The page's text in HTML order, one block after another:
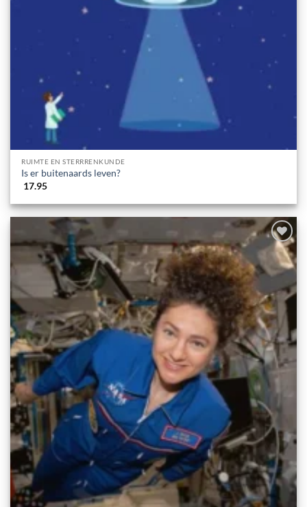
RUIMTE EN STERRRENKUNDE
Is er buitenaards leven?
17.95